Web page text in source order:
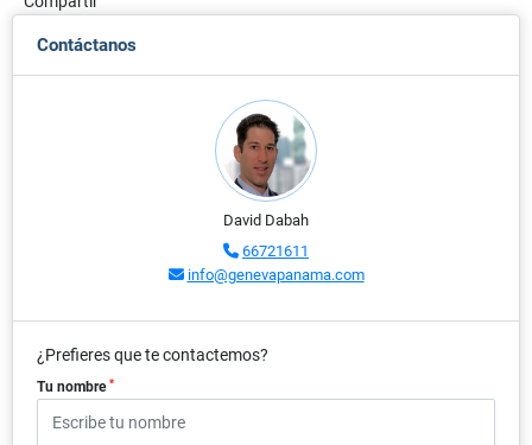
Contáctanos
David Dabah
66721611
info@genevapanama.com
¿Prefieres que te contactemos?
Tu nombre *